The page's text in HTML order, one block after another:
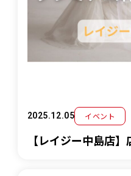
2025.12.05 イベント
【レイジー中島店